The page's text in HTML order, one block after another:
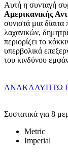
Αυτή η συνταγή
Αμερικανικής
συνιστά μια
λαχανικών,
περιορίζει το
υπερβολικά
του κινδύνου
ΑΝΑΚΑΛΥΠΤΩ
Συστατικά για 8
Metric
Imperial